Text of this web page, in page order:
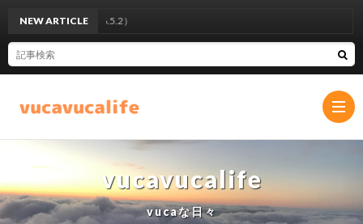
NEW ARTICLE
vucavucalife
vucaな日々